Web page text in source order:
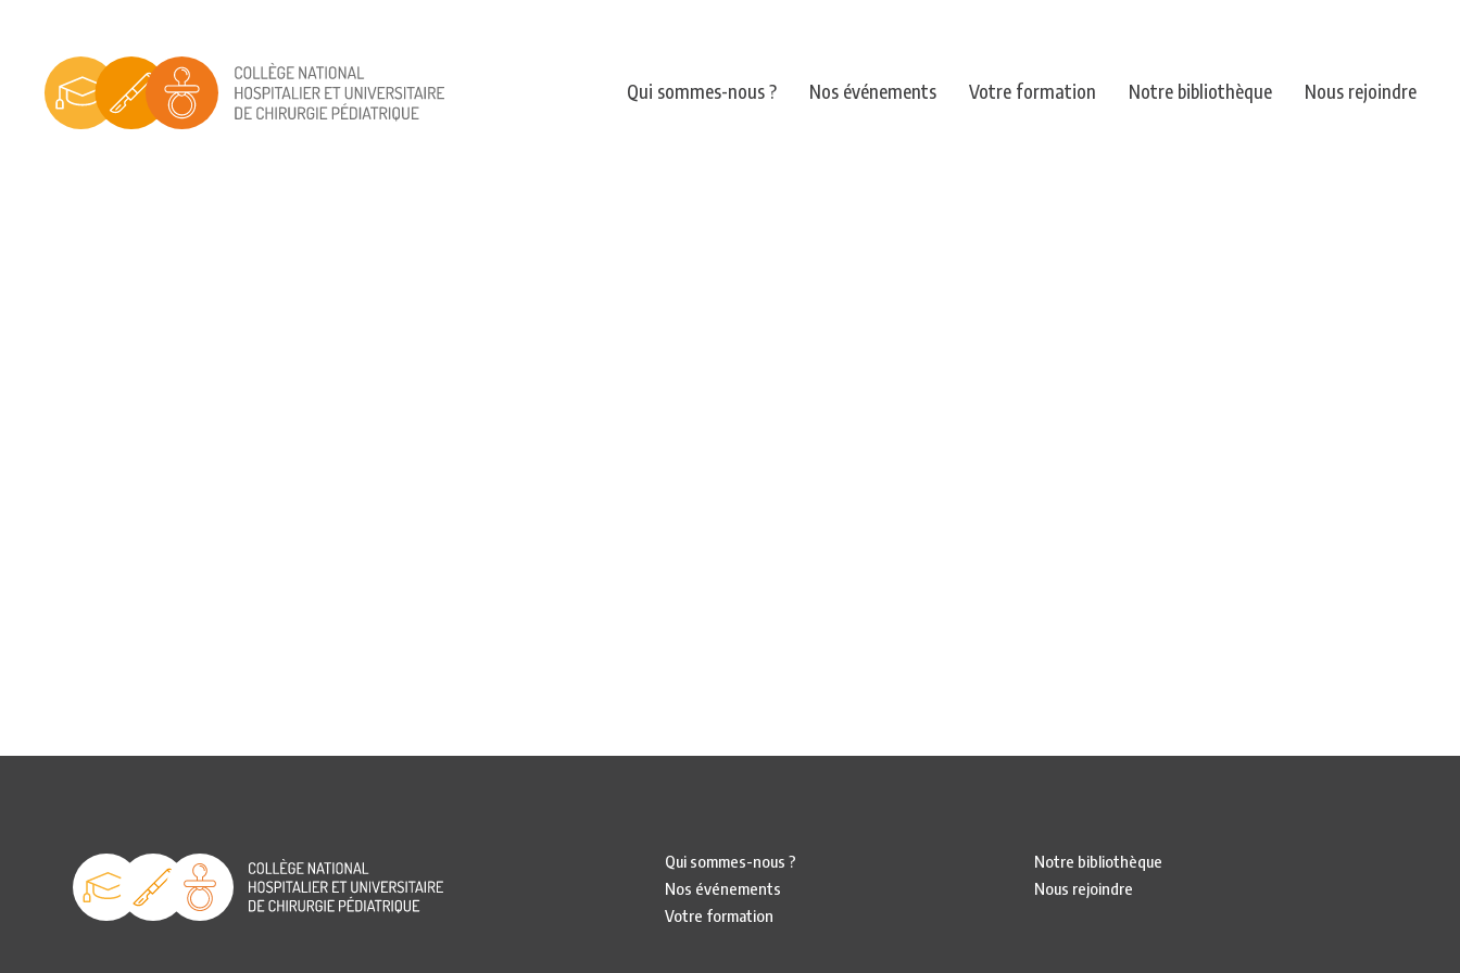
Qui sommes-nous ? Nos événements Votre formation Notre bibliothèque Nous rejoindre
Qui sommes-nous ?
Nos événements
Votre formation
Notre bibliothèque
Nous rejoindre